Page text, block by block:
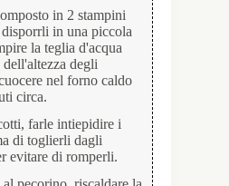
in 2 stampini
in una piccola
la teglia d'acqua
degli
nel forno caldo
circa.
farle intiepidire i
di toglierli dagli
evitare di romperli.